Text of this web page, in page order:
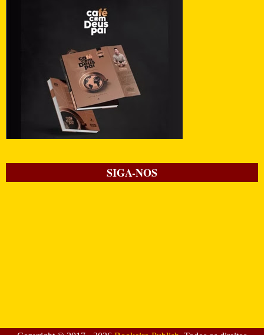
SIGA-NOS